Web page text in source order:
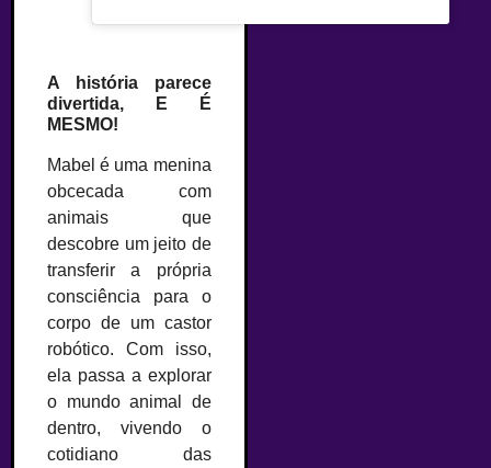
A história parece
divertida, E É
MESMO!
Mabel é uma menina
obcecada com
animais que
descobre um jeito de
transferir a própria
consciência para o
corpo de um castor
robótico. Com isso,
ela passa a explorar
o mundo animal de
dentro, vivendo o
cotidiano das